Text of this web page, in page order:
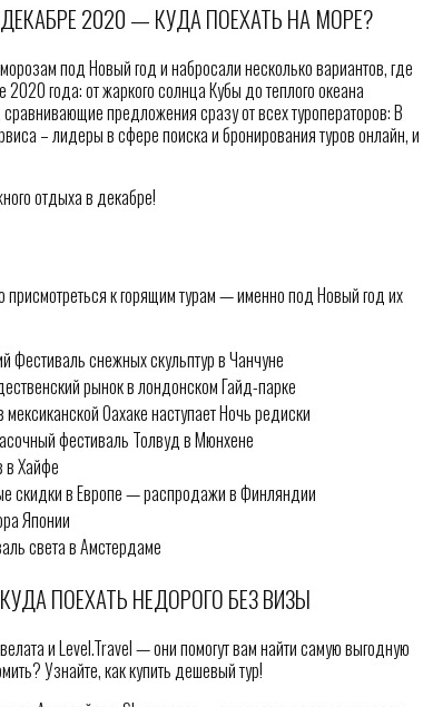
2020 — КУДА ПОЕХАТЬ НА МОРЕ?
под Новый год и набросали несколько вариантов, где
года: от жаркого солнца Кубы до теплого океана
предложения сразу от всех туроператоров: В
– лидеры в сфере поиска и бронирования туров онлайн, и
отдыха в декабре!
к горящим турам — именно под Новый год их
снежных скульптур в Чанчуне
рынок в лондонском Гайд-парке
Оахаке наступает Ночь редиски
фестиваль Толвуд в Мюнхене
в Хайфе
скидки в Европе — распродажи в Финляндии
Японии
света в Амстердаме
ПОЕХАТЬ НЕДОРОГО БЕЗ ВИЗЫ
и Level.Travel — они помогут вам найти самую выгодную
Узнайте, как купить дешевый тур!